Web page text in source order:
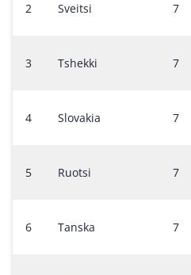
2 Sveitsi 7
3 Tshekki 7
4 Slovakia 7
5 Ruotsi 7
6 Tanska 7